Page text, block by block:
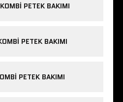
PETEK BAKIMI
PETEK BAKIMI
PETEK BAKIMI